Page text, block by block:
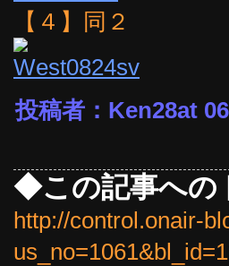
【４】同２
投稿者：Ken28at
◆この記事への
http://control.onair-